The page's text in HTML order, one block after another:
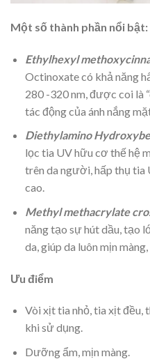
Một số thành phần nổi bật:
Ethylhexyl
Octinoxate có khả năng
280 -320 nm, được coi là
tác động của ánh nắng
Diethylamino
lọc tia UV hữu cơ thế hệ
trên da người, hấp thụ tia
cao.
Methyl methacrylate
năng tạo sự hút dầu, tạo
da, giúp da luôn mịn
Ưu điểm
Vòi xịt tia nhỏ, tia xịt đều,
khi sử dụng.
Dưỡng ẩm, mịn màng.